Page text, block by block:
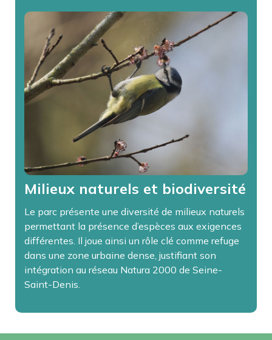
Milieux naturels et biodiversité
Le parc présente une diversité de milieux naturels
permettant la présence d’espèces aux exigences
différentes. Il joue ainsi un rôle clé comme refuge
dans une zone urbaine dense, justifiant son
intégration au réseau Natura 2000 de Seine-
Saint-Denis.